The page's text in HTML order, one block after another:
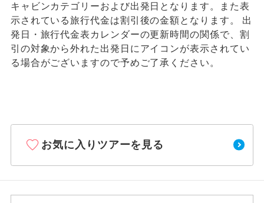
キャビンカテゴリーおよび出発日となります。また表
示されている旅行代金は割引後の金額となります。 出
発日・旅行代金表カレンダーの更新時間の関係で、割
引の対象から外れた出発日にアイコンが表示されてい
る場合がございますので予めご了承ください。
お気に入りツアーを見る